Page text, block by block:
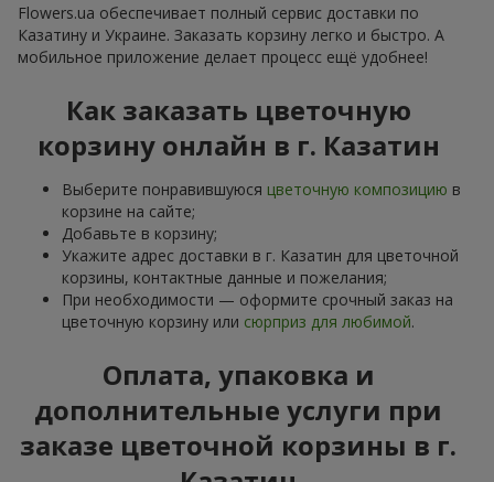
Flowers.ua обеспечивает полный сервис доставки по
Казатину и Украине. Заказать корзину легко и быстро. А
мобильное приложение делает процесс ещё удобнее!
Как заказать цветочную
корзину онлайн в г. Казатин
Выберите понравившуюся цветочную композицию в
корзине на сайте;
Добавьте в корзину;
Укажите адрес доставки в г. Казатин для цветочной
корзины, контактные данные и пожелания;
При необходимости — оформите срочный заказ на
цветочную корзину или сюрприз для любимой.
Оплата, упаковка и
дополнительные услуги при
заказе цветочной корзины в г.